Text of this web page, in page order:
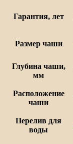
Гарантия, лет
Размер чаши
Глубина чаши,
мм
Расположение
чаши
Перелив для
воды